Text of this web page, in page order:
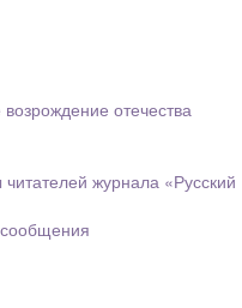
отечества
журнала «Русский